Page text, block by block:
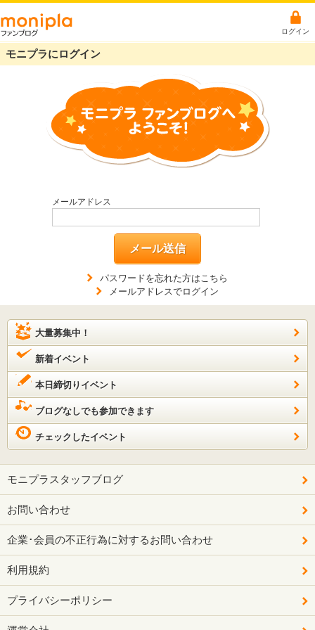
ログイン
モニプラにログイン
メールアドレス
メール送信
パスワードを忘れた方はこちら
メールアドレスでログイン
大量募集中！
新着イベント
本日締切りイベント
ブログなしでも参加できます
チェックしたイベント
モニプラスタッフブログ
お問い合わせ
企業･会員の不正行為に対するお問い合わせ
利用規約
プライバシーポリシー